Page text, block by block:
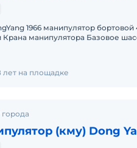
1966 манипулятор бортовой
Крана манипулятора Базовое
лет на площадке
(кму) Dong